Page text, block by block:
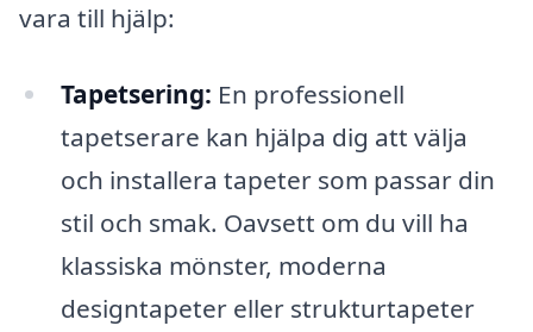
vara till hjälp:
Tapetsering: En professionell
tapetserare kan hjälpa dig att välja
och installera tapeter som passar din
stil och smak. Oavsett om du vill ha
klassiska mönster, moderna
designtapeter eller strukturtapeter